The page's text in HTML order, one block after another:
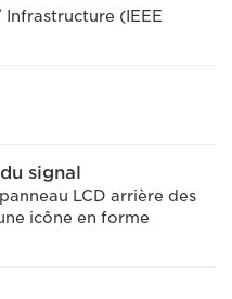
(IEEE
signal
LCD arrière des
icône en forme